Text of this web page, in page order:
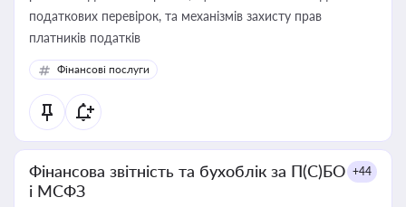
податкових перевірок, та механізмів захисту прав
платників податків
Фінансові послуги
Фінансова звітність та бухоблік за П(С)БО
і МСФЗ
+44